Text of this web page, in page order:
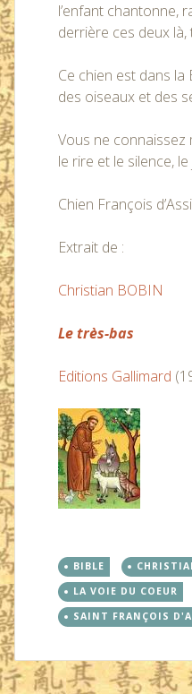
l’enfant chantonne,
derrière ces deux
Ce chien est dans la
des oiseaux et des
Vous ne connaissez
le rire et le silence,
Chien François
Extrait de :
Christian BOBIN
Le très-bas
Editions Gallimard
BIBLE
LA VOIE DU COEUR
SAINT FRANÇOIS